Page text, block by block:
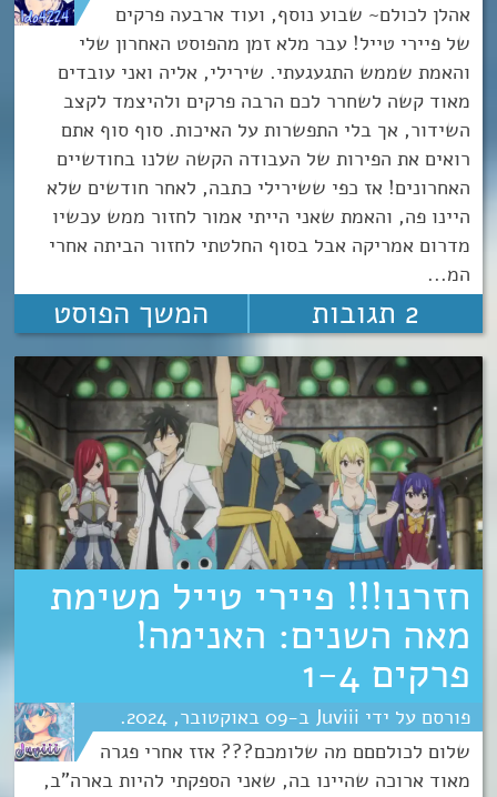
אהלן לכולם~ שבוע נוסף, ועוד ארבעה פרקים
של פיירי טייל! עבר מלא זמן מהפוסט האחרון שלי
והאמת שממש התגעגעתי. שירילי, אליה ואני עובדים
מאוד קשה לשחרר לכם הרבה פרקים ולהיצמד לקצב
השידור, אך בלי התפשרות על האיכות. סוף סוף אתם
רואים את הפירות של העבודה הקשה שלנו בחודשיים
האחרונים! אז כפי ששירילי כתבה, לאחר חודשים שלא
היינו פה, והאמת שאני הייתי אמור לחזור ממש עכשיו
מדרום אמריקה אבל בסוף החלטתי לחזור הביתה אחרי
המ...
2 תגובות המשך הפוסט
חזרנו!!! פיירי טייל משימת
מאה השנים: האנימה!
פרקים 1-4
Juviii
09 אוקטובר 2024
שלום לכולםםם מה שלומכם??? אזז אחרי פגרה
מאוד ארוכה שהיינו בה, שאני הספקתי להיות בארה"ב,